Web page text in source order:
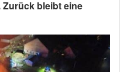
bleibt eine